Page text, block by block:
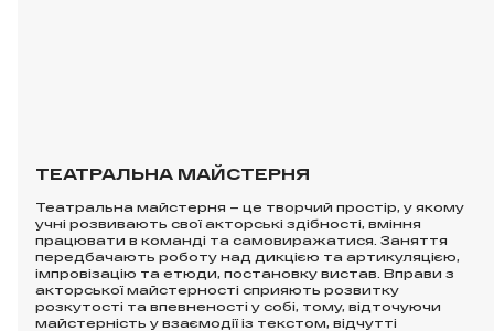
ТЕАТРАЛЬНА МАЙСТЕРНЯ
Театральна майстерня – це творчий простір, у якому
учні розвивають свої акторські здібності, вміння
працювати в команді та самовиражатися. Заняття
передбачають роботу над дикцією та артикуляцією,
імпровізацію та етюди, постановку вистав. Вправи з
акторської майстерності сприяють розвитку
розкутості та впевненості у собі, тому, відточуючи
майстерність у взаємодії із текстом, відчутті